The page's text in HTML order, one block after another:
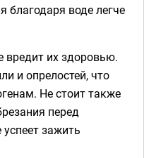
благодаря воде легче
вредит их здоровью.
и опрелостей, что
Не стоит также
перед
зажить